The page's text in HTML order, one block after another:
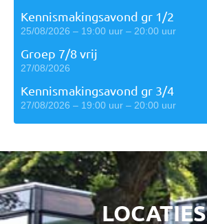
Kennismakingsavond gr 1/2
25/08/2026 – 19:00 uur – 20:00 uur
Groep 7/8 vrij
27/08/2026
Kennismakingsavond gr 3/4
27/08/2026 – 19:00 uur – 20:00 uur
LOCATIES